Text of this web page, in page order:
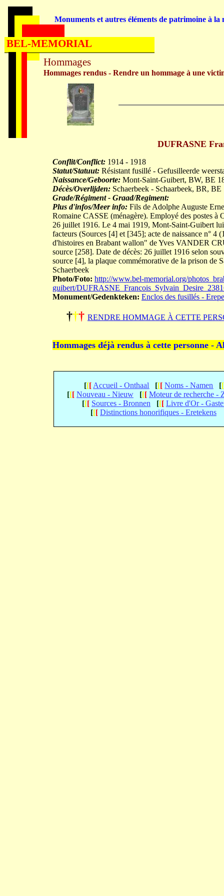
DUFRASNE
Conflit/Conflict: 1914 - 1918
Statut/Statuut: Résistant fusillé - Gefusilleerde
Naissance/Geboorte: Mont-Saint-Guibert, BW, BE
Décès/Overlijden: Schaerbeek - Schaarbeek, BR,
Grade/Régiment - Graad/Regiment:
Plus d'infos/Meer info: Fils de Adolphe Auguste
Romaine CASSE (ménagère). Employé des postes
26 juillet 1916. Le 4 mai 1919, Mont-Saint-Guibert
facteurs (Sources [4] et [345]; acte de naissance n°
d'histoires en Brabant wallon" de Yves VANDER
source [258]. Date de décès: 26 juillet 1916 selon
source [4], la plaque commémorative de la prison de
Schaerbeek
Photo/Foto: http://www.bel-memorial.org/
guibert/
Monument/Gedenkteken: Enclos des fusillés -
††† RENDRE HOMMAGE À CETTE
Hommages déjà rendus à cette personne -
[[[ Accueil - Onthaal [[[ Noms - Namen [[
[[[ Nouveau - Nieuw [[[ Moteur de recherche -
[[[ Sources - Bronnen [[[ Livre d'Or -
[[[ Distinctions honorifiques - Eretekens
Hommages
Hommages rendus - Rendre un hommage à une
Monuments et autres éléments de patrimoine à la
BEL-MEMORIAL